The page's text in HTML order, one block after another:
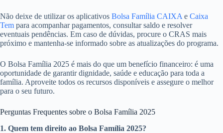
Não deixe de utilizar os aplicativos Bolsa Família CAIXA e Caixa
Tem para acompanhar pagamentos, consultar saldo e resolver
eventuais pendências. Em caso de dúvidas, procure o CRAS mais
próximo e mantenha-se informado sobre as atualizações do programa.
O Bolsa Família 2025 é mais do que um benefício financeiro: é uma
oportunidade de garantir dignidade, saúde e educação para toda a
família. Aproveite todos os recursos disponíveis e assegure o melhor
para o seu futuro.
Perguntas Frequentes sobre o Bolsa Família 2025
1. Quem tem direito ao Bolsa Família 2025?